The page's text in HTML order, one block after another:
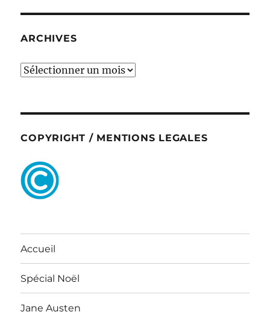
ARCHIVES
ARCHIVES
COPYRIGHT / MENTIONS LEGALES
Accueil
Spécial Noël
Jane Austen